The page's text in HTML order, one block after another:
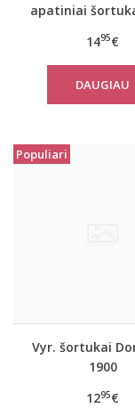
apatiniai
1495€
DAUGIAU
Populiari
Vyr. šortukai
1900
1295€